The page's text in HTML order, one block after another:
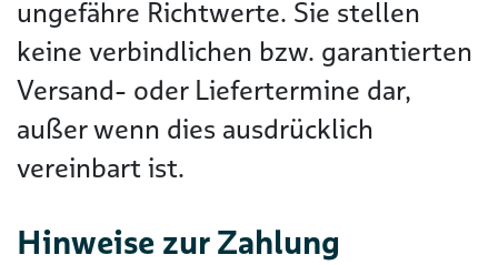
ungefähre Richtwerte. Sie stellen
keine verbindlichen bzw. garantierten
Versand- oder Liefertermine dar,
außer wenn dies ausdrücklich
vereinbart ist.
Hinweise zur Zahlung